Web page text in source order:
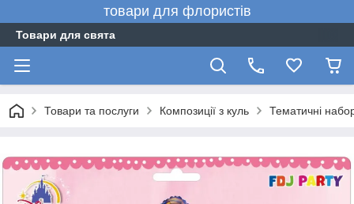
товари для флористів
Товари для свята
Товари та послуги Композиції з куль Тематичні